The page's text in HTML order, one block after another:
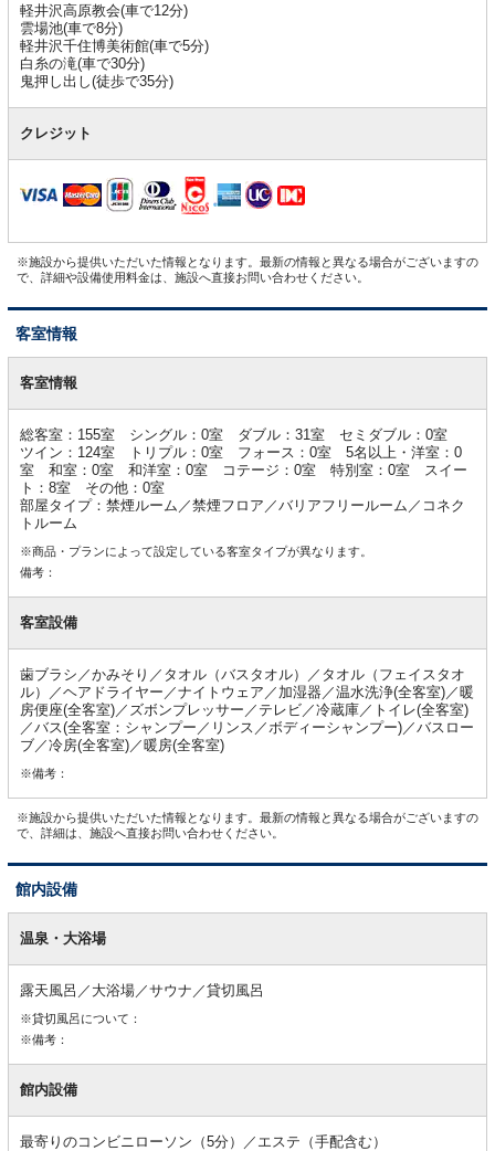
軽井沢高原教会(車で12分)
雲場池(車で8分)
軽井沢千住博美術館(車で5分)
白糸の滝(車で30分)
鬼押し出し(徒歩で35分)
クレジット
※施設から提供いただいた情報となります。最新の情報と異なる場合がございますの
で、詳細や設備使用料金は、施設へ直接お問い合わせください。
客室情報
室客室情報
総客室：155室 シングル：0室 ダブル：31室 セミダブル：0室
ツイン：124室 トリプル：0室 フォース：0室 5名以上・洋室：0
室 和室：0室 和洋室：0室 コテージ：0室 特別室：0室 スイー
ト：8室 その他：0室
部屋タイプ：禁煙ルーム／禁煙フロア／バリアフリールーム／コネク
トルーム
※商品・プランによって設定している客室タイプが異なります。
備考：
客室設備
歯ブラシ／かみそり／タオル（バスタオル）／タオル（フェイスタオ
ル）／ヘアドライヤー／ナイトウェア／加湿器／温水洗浄(全客室)／暖
房便座(全客室)／ズボンプレッサー／テレビ／冷蔵庫／トイレ(全客室)
／バス(全客室：シャンプー／リンス／ボディーシャンプー)／バスロー
ブ／冷房(全客室)／暖房(全客室)
※備考：
※施設から提供いただいた情報となります。最新の情報と異なる場合がございますの
で、詳細は、施設へ直接お問い合わせください。
館内設備
内温泉・大浴場
露天風呂／大浴場／サウナ／貸切風呂
※貸切風呂について：
※備考：
館内設備
最寄りのコンビニローソン（5分）／エステ（手配含む）